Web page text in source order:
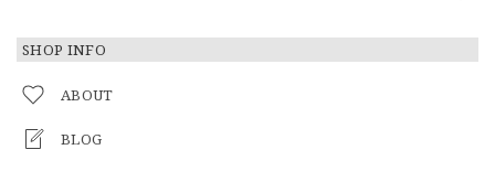
SHOP INFO
ABOUT
BLOG